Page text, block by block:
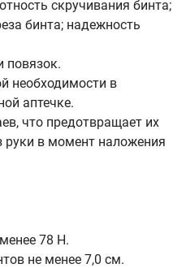
скручивания бинта;
бинта; надежность
повязок.
необходимости в
аптечке.
что предотвращает их
руки в момент наложения
78 Н.
не менее 7,0 см.